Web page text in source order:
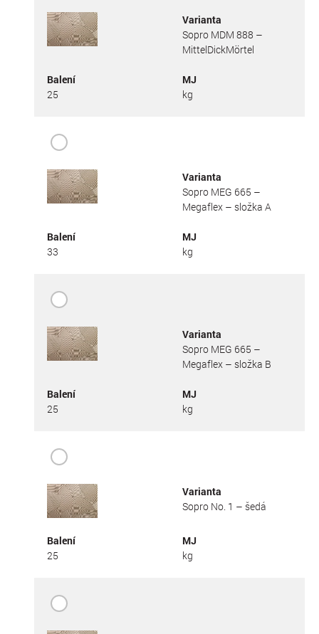
Varianta
Sopro MDM 888 –
MittelDickMörtel
Balení
25
MJ
kg
Varianta
Sopro MEG 665 –
Megaflex – složka A
Balení
33
MJ
kg
Varianta
Sopro MEG 665 –
Megaflex – složka B
Balení
25
MJ
kg
Varianta
Sopro No. 1 – šedá
Balení
25
MJ
kg